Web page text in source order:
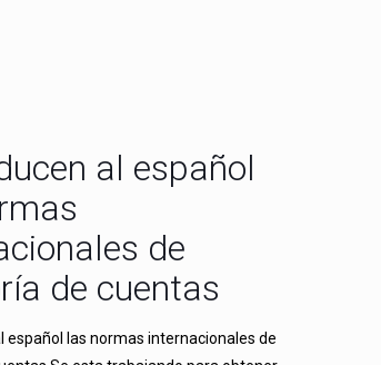
al español
de
de cuentas
español las normas internacionales de